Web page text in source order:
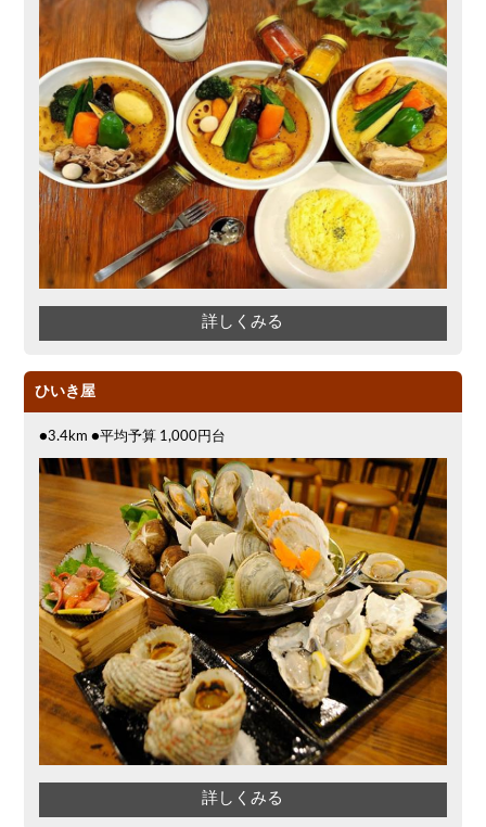
天ぷら ラーメン 沖縄そば 鍋
ソファー アヒージョ アサヒ 割烹
炭火焼 カニ イタリアン 餃子
島野菜 しゃぶしゃぶ 炉端焼き
ふぐ料理 焼肉 マイク 冬限定メニュー
おでん 牛串焼き ランチバイキング
鉄板焼き 幹事様特典 秋限定メニュー
春限定メニュー 夏限定メニュー
造形集団
詳しくみる
ひいき屋
●3.4km ●平均予算 1,000円台
詳しくみる